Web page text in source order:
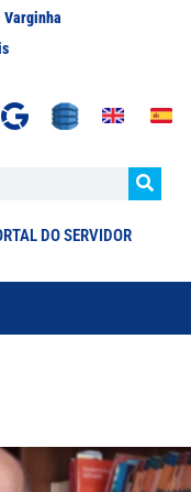
Varginha
DO SERVIDOR